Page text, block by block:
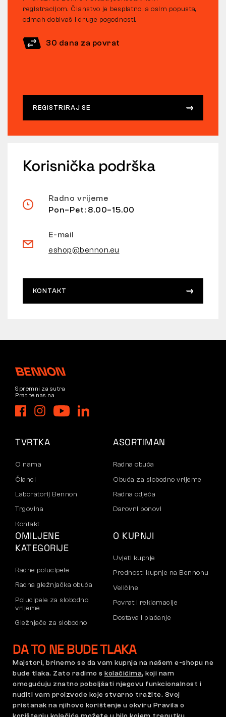
registracijom. Članstvo je besplatno, a osim popusta,
odmah dobivaš i druge pogodnosti.
30 dana za povrat
REGISTRIRAJ SE
Korisnička podrška
Radno vrijeme
Pon–Pet: 8.00–15.00
E-mail
eshop@bennon.eu
KONTAKT
Spremni za sutra
Pratite nas na
TVRTKA
O nama
Članci
Laboratorij Bennon
Trgovina
Kontakt
ASORTIMAN
Radna obuća
Obuća za slobodno vrijeme
Radna odjeća
Darovni bonovi
OMILJENE
KATEGORIJE
Radne polucipele
Radna gležnjačka obuća
Polucipele za slobodno
vrijeme
Gležnjače za slobodno
vrijeme
Hlače
Dukserice
O KUPNJI
Uvjeti kupnje
Prednosti kupnje na Bennonu
Veličine
Povrat i reklamacije
Dostava i plaćanje
Registracija B2B partnera
Reklamacije i jamstvo
Opći uvjeti poslovanja
Pravilnik o reklamacijama
Postavke kolačića
GDPR
DA TO NE BUDE TLAKA
Majstori, brinemo se da vam kupnja na našem e-shopu ne
bude tlaka. Zato radimo s kolačićima, koji nam
omogućuju znatno poboljšati njegovu funkcionalnost i
nuditi vam proizvode koje stvarno tražite. Svoj
pristanak na njihovo korištenje u okviru Pravila o